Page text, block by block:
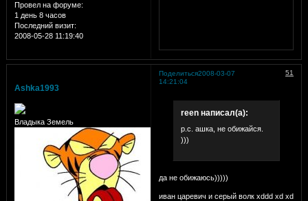
Провел на форуме:
1 день 8 часов
Последний визит:
2008-05-28 11:19:40
Поделиться 51
2008-03-07
14:21:04
Ashka1993
Владыка Земель
reen написал(а):
р.с. ашка, не обижайся.
)))
да не обижаюсь)))))
иван царевич и серый волк xddd xd xd